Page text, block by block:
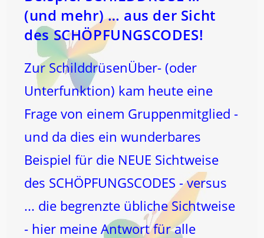
(und mehr) … aus der Sicht
des SCHÖPFUNGSCODES!
Zur SchilddrüsenÜber- (oder
Unterfunktion) kam heute eine
Frage von einem Gruppenmitglied -
und da dies ein wunderbares
Beispiel für die NEUE Sichtweise
des SCHÖPFUNGSCODES - versus
... die begrenzte übliche Sichtweise
- hier meine Antwort für alle